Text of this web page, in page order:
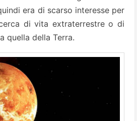
era di scarso interesse per
di vita extraterrestre o di
quella della Terra.